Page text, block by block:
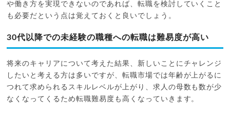
や働き方を実現できないのであれば、転職を検討していくこと
も必要だという点は覚えておくと良いでしょう。
30代以降での未経験の職種への転職は難易度が高い
将来のキャリアについて考えた結果、新しいことにチャレンジ
したいと考える方は多いですが、転職市場では年齢が上がるに
つれて求められるスキルレベルが上がり、求人の母数も数が少
なくなってくるため転職難易度も高くなっていきます。